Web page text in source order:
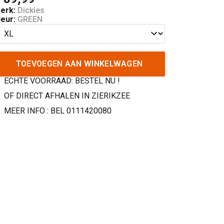
Dickies
GREEN
TOEVOEGEN AAN WINKELWAGEN
ECHTE VOORRAAD: BESTEL NU !
OF DIRECT AFHALEN IN ZIERIKZEE
MEER INFO : BEL 0111420080